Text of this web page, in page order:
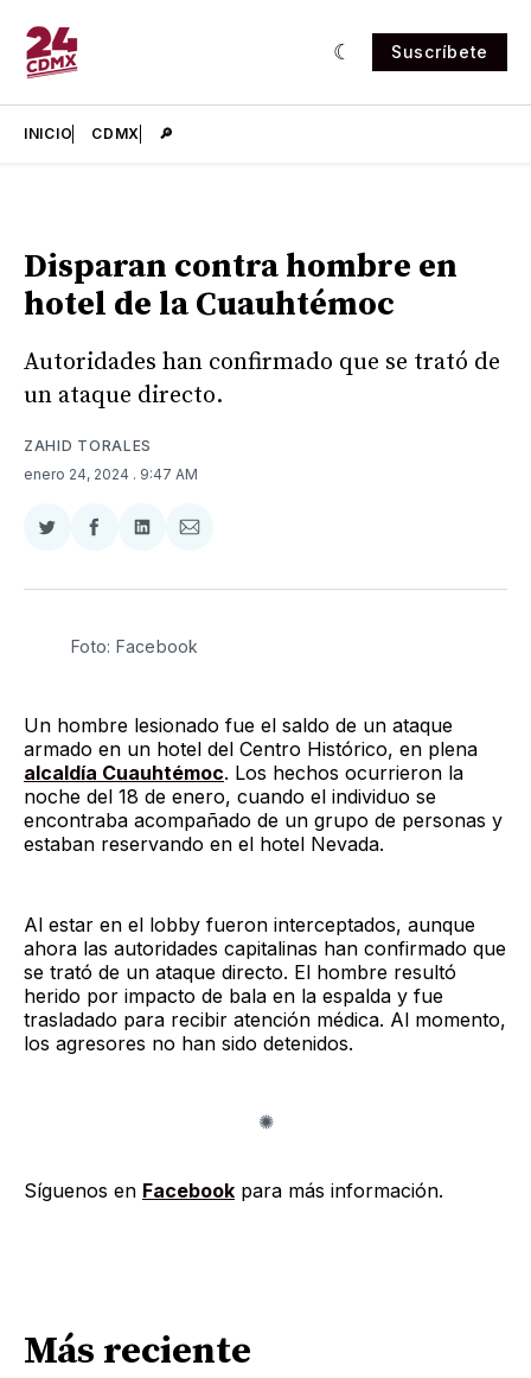
Suscríbete
INICIO CDMX 🔎
Disparan contra hombre en
hotel de la Cuauhtémoc
Autoridades han confirmado que se trató de
un ataque directo.
ZAHID TORALES
enero 24, 2024 . 9:47 AM
Compartir
Twitter
Compartir
Facebook
Compartir
LinkedIn
Compartir
Email
Foto: Facebook
Un hombre lesionado fue el saldo de un ataque
armado en un hotel del Centro Histórico, en plena
alcaldía Cuauhtémoc. Los hechos ocurrieron la
noche del 18 de enero, cuando el individuo se
encontraba acompañado de un grupo de personas y
estaban reservando en el hotel Nevada.
Al estar en el lobby fueron interceptados, aunque
ahora las autoridades capitalinas han confirmado que
se trató de un ataque directo. El hombre resultó
herido por impacto de bala en la espalda y fue
trasladado para recibir atención médica. Al momento,
los agresores no han sido detenidos.
Síguenos en Facebook para más información.
Más reciente